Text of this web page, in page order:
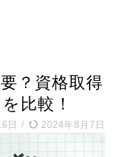
？資格取得
比較！
日 / 2024年8月7日